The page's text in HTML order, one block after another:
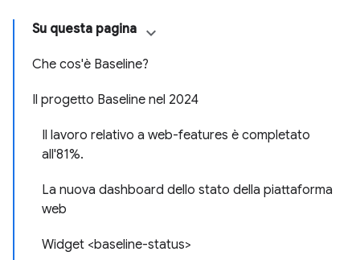
Su questa pagina
Che cos'è Baseline?
Il progetto Baseline nel 2024
Il lavoro relativo a web-features è completato
all'81%.
La nuova dashboard dello stato della piattaforma
web
Widget <baseline-status>